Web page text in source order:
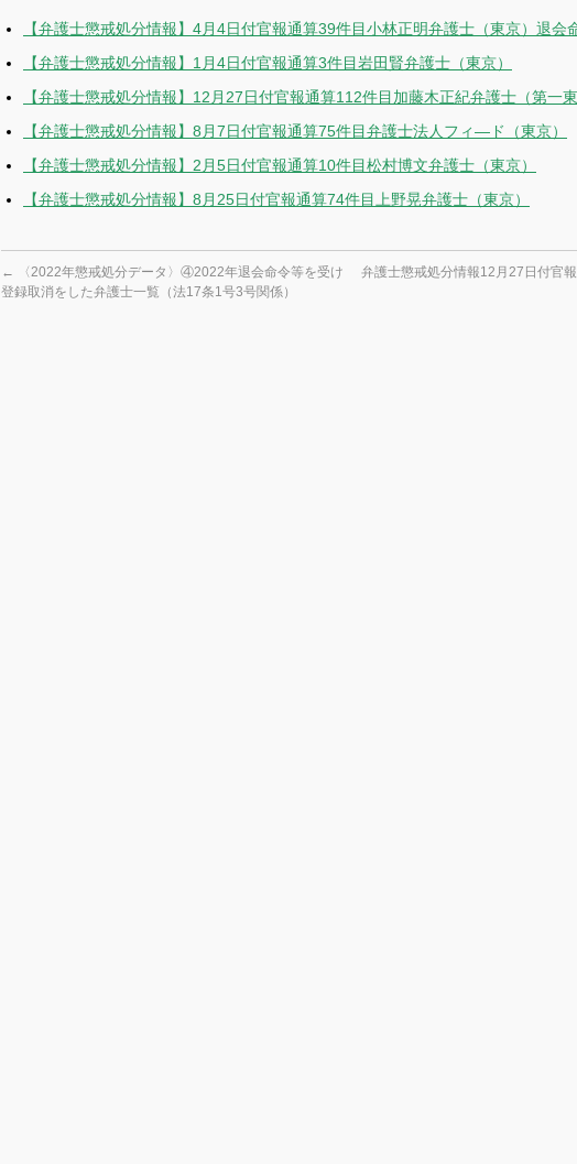
【弁護士懲戒処分情報】4月4日付官報通算39件目小林正明弁護士（東京）退
【弁護士懲戒処分情報】1月4日付官報通算3件目岩田賢弁護士（東京）
【弁護士懲戒処分情報】12月27日付官報通算112件目加藤木正紀弁護士（第一東
【弁護士懲戒処分情報】8月7日付官報通算75件目弁護士法人フィ―ド（東京）
【弁護士懲戒処分情報】2月5日付官報通算10件目松村博文弁護士（東京）
【弁護士懲戒処分情報】8月25日付官報通算74件目上野晃弁護士（東京）
←
〈2022年懲戒処分データ〉④2022年退会命令等を受け
登録取消をした弁護士一覧（法17条1号3号関係）
弁護士懲戒処分情報12月27日付官